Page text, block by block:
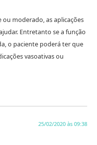
ou moderado, as aplicações
Entretanto se a função
o paciente poderá ter que
vasoativas ou
25/02/2020 às 09:38